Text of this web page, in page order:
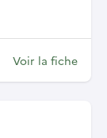
Voir la fiche